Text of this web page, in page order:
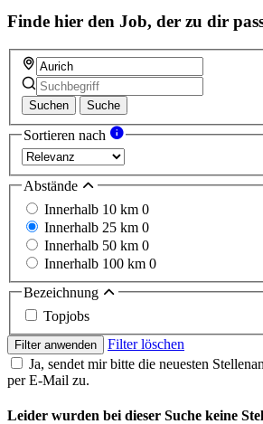
Finde hier den Job, der zu dir
Suchen Suche
Sortieren nach
Abstände
Innerhalb 10 km 0
Innerhalb 25 km 0
Innerhalb 50 km 0
Innerhalb 100 km 0
Bezeichnung
Topjobs
Filter anwenden
Filter löschen
Ja, sendet mir bitte die neuesten
per E-Mail zu.
Leider wurden bei dieser Suche keine